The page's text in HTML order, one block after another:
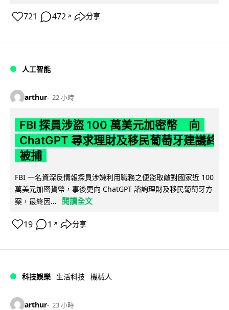
721 472 ↗ 分享
人工智能
arthur 22 小時
FBI 探員涉盜 100 萬美元加密幣 向
ChatGPT 尋求理財及移民葡萄牙建議終
被捕
FBI 一名資深反情報探員涉嫌利用職務之便盜取敵對國家近 100
萬美元加密貨幣，事後更向 ChatGPT 諮詢理財及移民葡萄牙方
案，最終因...
閱讀全文
19 1 ↗ 分享
科技娛樂 生活科技 機械人
arthur 23 小時